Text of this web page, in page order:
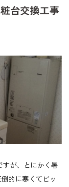
台交換工事
すが、とにかく暑
的に寒くてビッ